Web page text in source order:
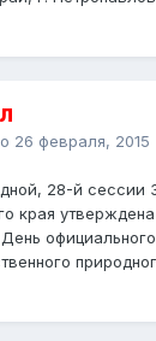
26 февраля, 2015
28-й сессии
края